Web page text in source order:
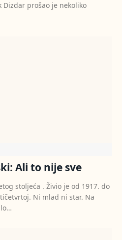
prošao je nekoliko
Ali to nije sve
stoljeća . Živio je od 1917. do
Ni mlad ni star. Na